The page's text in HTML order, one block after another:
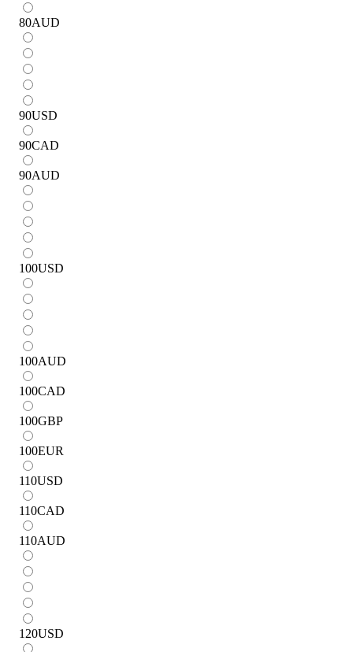
80AUD
90USD
90CAD
90AUD
100USD
100AUD
100CAD
100GBP
100EUR
110USD
110CAD
110AUD
120USD